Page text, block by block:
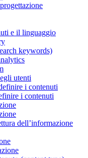
e il linguaggio
keywords)
utenti
i contenuti
i contenuti
dell’informazione